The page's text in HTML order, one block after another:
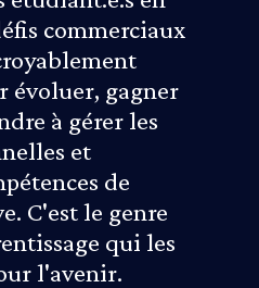
commerciaux
évoluer, gagner
à gérer les
et
de
C'est le genre
qui les
l'avenir.